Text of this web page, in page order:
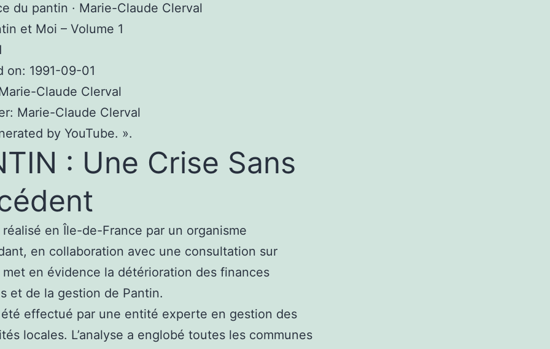
du pantin · Marie-Claude Clerval
et Moi – Volume 1
on: 1991-09-01
Claude Clerval
Marie-Claude Clerval
by YouTube. ».
: Une Crise Sans
en Île-de-France par un organisme
en collaboration avec une consultation sur
en évidence la détérioration des finances
et de la gestion de Pantin.
été effectué par une entité experte en gestion des
locales. L’analyse a englobé toutes les communes